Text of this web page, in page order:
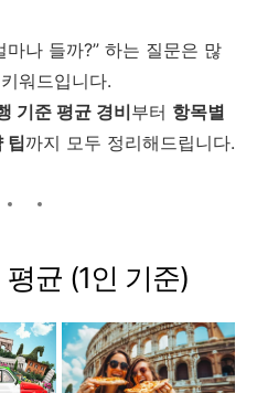
나 들까?” 하는 질문은 많
워드입니다.
기준 평균 경비부터 항목별
팁까지 모두 정리해드립니다.
균 (1인 기준)